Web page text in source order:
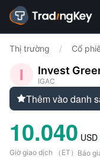
Thị trường / Cổ
Invest
IGAC
Thêm vào danh
10.040 USD
Giờ giao dịch （ ET ） Báo